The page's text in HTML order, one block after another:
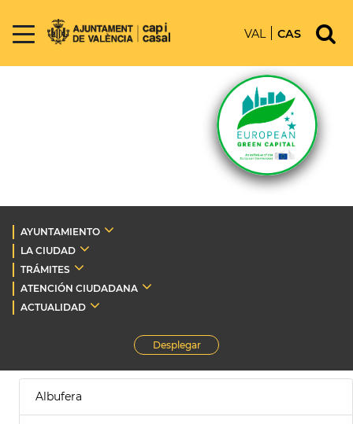
VAL CAS
AYUNTAMIENTO
LA CIUDAD
TRÁMITES
ATENCIÓN CIUDADANA
ACTUALIDAD
Desplegar
Albufera